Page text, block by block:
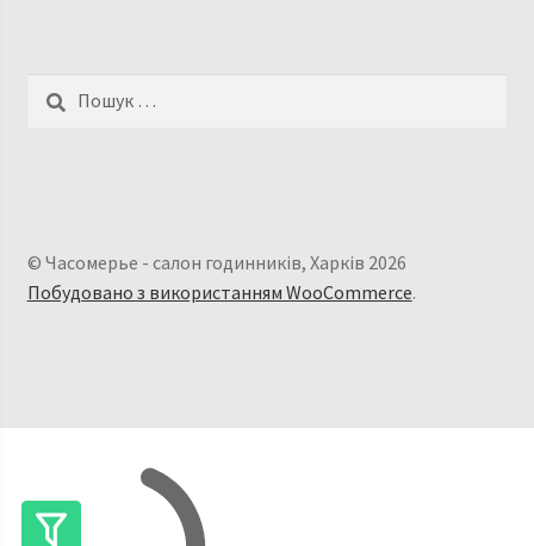
Пошук:
© Часомерье - салон годинників, Харків 2026
Побудовано з використанням WooCommerce.